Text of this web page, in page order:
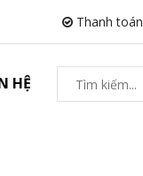
Thanh toán
HỆ